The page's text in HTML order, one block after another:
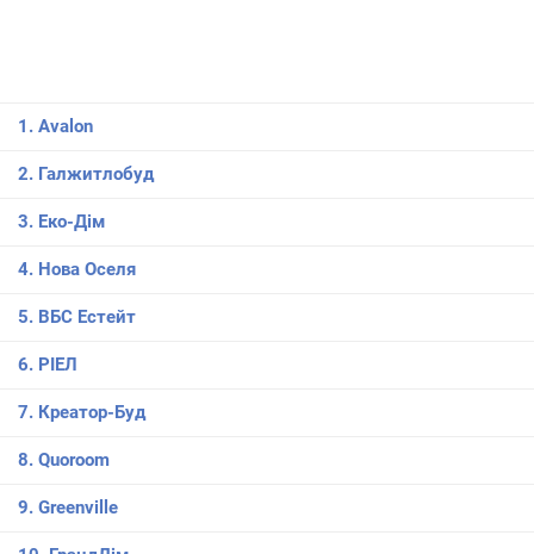
1. Avalon
2. Галжитлобуд
3. Еко-Дім
4. Нова Оселя
5. ВБС Естейт
6. РІЕЛ
7. Креатор-Буд
8. Quoroom
9. Greenville